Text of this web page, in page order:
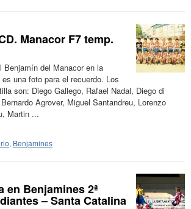
Manacor F7 temp.
Benjamín del Manacor en la
una foto para el recuerdo. Los
son: Diego Gallego, Rafael Nadal, Diego di
Agrover, Miguel Santandreu, Lorenzo
Martin ...
, Benjamines
en Benjamines 2ª
– Santa Catalina